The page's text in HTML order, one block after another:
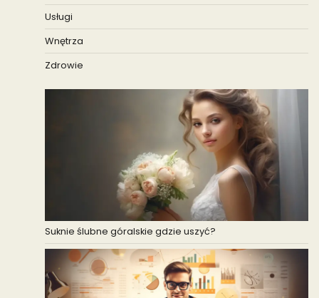
Usługi
Wnętrza
Zdrowie
Suknie ślubne góralskie gdzie uszyć?